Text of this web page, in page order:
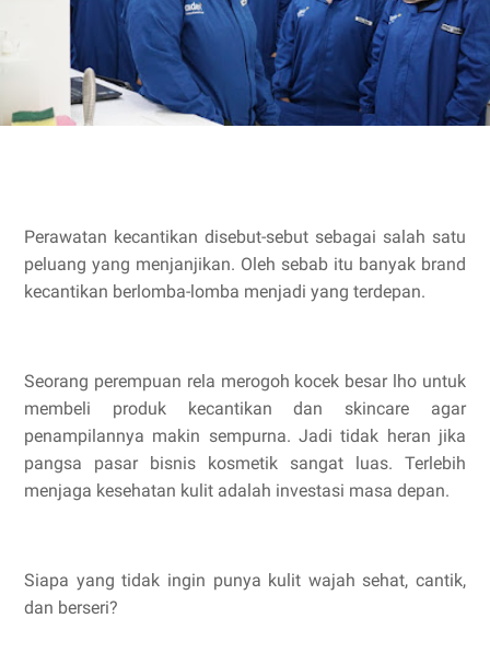
Perawatan kecantikan disebut-sebut sebagai salah satu
peluang yang menjanjikan. Oleh sebab itu banyak brand
kecantikan berlomba-lomba menjadi yang terdepan.
Seorang perempuan rela merogoh kocek besar lho untuk
membeli produk kecantikan dan skincare agar
penampilannya makin sempurna. Jadi tidak heran jika
pangsa pasar bisnis kosmetik sangat luas. Terlebih
menjaga kesehatan kulit adalah investasi masa depan.
Siapa yang tidak ingin punya kulit wajah sehat, cantik,
dan berseri?